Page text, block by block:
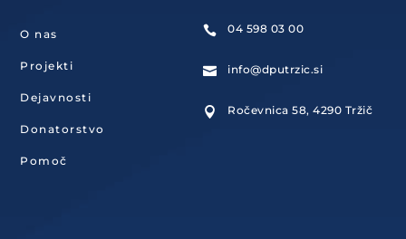
O nas
Projekti
Dejavnosti
Donatorstvo
Pomoč
 04 598 03 00
 info@dputrzic.si
 Ročevnica 58, 4290 Tržič